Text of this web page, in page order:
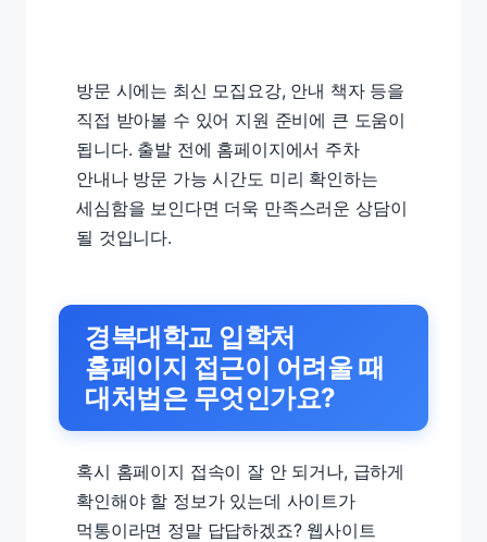
방문 시에는 최신 모집요강, 안내 책자 등을
직접 받아볼 수 있어 지원 준비에 큰 도움이
됩니다. 출발 전에 홈페이지에서 주차
안내나 방문 가능 시간도 미리 확인하는
세심함을 보인다면 더욱 만족스러운 상담이
될 것입니다.
경복대학교 입학처
홈페이지 접근이 어려울 때
대처법은 무엇인가요?
혹시 홈페이지 접속이 잘 안 되거나, 급하게
확인해야 할 정보가 있는데 사이트가
먹통이라면 정말 답답하겠죠? 웹사이트